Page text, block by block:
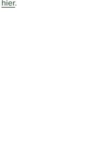
hier.